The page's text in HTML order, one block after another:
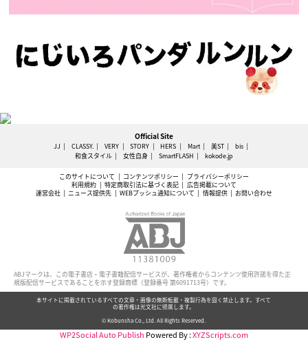
Official Site
JJ CLASSY. VERY STORY HERS Mart 美ST
bis
和食スタイル
女性自身 SmartFLASH kokode.jp
このサイトについて コンテンツポリシー
プライバシーポリシー
利用規約
特定商取引法に基づく表記
広告掲載について
運営会社
ニュース提供先 WEBプッシュ通知について 情報提供 お問い合わせ
ABJマークは、この電子書店・電子書籍配信サービスが、著作権者からコンテンツ使用許諾を得た正
規版配信サービスであることを示す登録商標（登録番号 第6091713号）です。
本サイトに掲載されているすべての文章・画像の無断転載・複製行為を固く禁止します。すべて
の著作権は光文社に帰属します。
© Kobunsha Co., Ltd. All Rights Reserved.
WP2Social Auto Publish Powered By :XYZScripts.com